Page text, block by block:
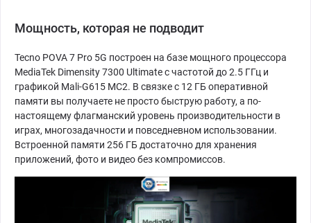
Мощность, которая не подводит
Tecno POVA 7 Pro 5G построен на базе мощного процессора
MediaTek Dimensity 7300 Ultimate с частотой до 2.5 ГГц и
графикой Mali-G615 MC2. В связке с 12 ГБ оперативной
памяти вы получаете не просто быструю работу, а по-
настоящему флагманский уровень производительности в
играх, многозадачности и повседневном использовании.
Встроенной памяти 256 ГБ достаточно для хранения
приложений, фото и видео без компромиссов.